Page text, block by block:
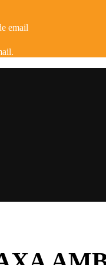
email